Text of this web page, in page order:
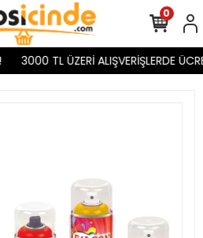
3000 TL ÜZERİ ALIŞVERİŞLERDE
0